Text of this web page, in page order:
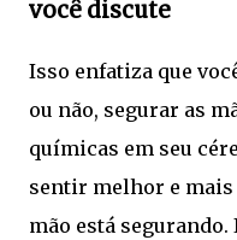
você discute
Isso enfatiza que
ou não, segurar as
químicas em seu
sentir melhor e mais
mão está